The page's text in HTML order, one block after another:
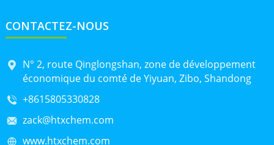
CONTACTEZ-NOUS
N° 2, route Qinglongshan, zone de développement
économique du comté de Yiyuan, Zibo, Shandong
+8615805330828
zack@htxchem.com
www.htxchem.com